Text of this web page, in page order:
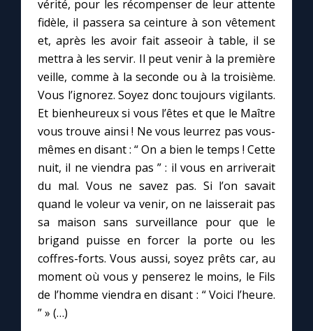
vérité, pour les récompenser de leur attente
fidèle, il passera sa ceinture à son vêtement
et, après les avoir fait asseoir à table, il se
mettra à les servir. Il peut venir à la première
veille, comme à la seconde ou à la troisième.
Vous l’ignorez. Soyez donc toujours vigilants.
Et bienheureux si vous l’êtes et que le Maître
vous trouve ainsi ! Ne vous leurrez pas vous-
mêmes en disant : “ On a bien le temps ! Cette
nuit, il ne viendra pas ” : il vous en arriverait
du mal. Vous ne savez pas. Si l’on savait
quand le voleur va venir, on ne laisserait pas
sa maison sans surveillance pour que le
brigand puisse en forcer la porte ou les
coffres-forts. Vous aussi, soyez prêts car, au
moment où vous y penserez le moins, le Fils
de l’homme viendra en disant : “ Voici l’heure.
” » (…)